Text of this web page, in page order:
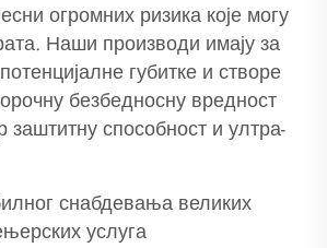
огромних ризика које могу
Наши производи имају за
губитке и створе
безбедносну вредност
заштитну способност и ултра-
снабдевања великих
услуга